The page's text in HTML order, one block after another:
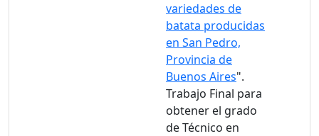
variedades de
batata producidas
en San Pedro,
Provincia de
Buenos Aires".
Trabajo Final para
obtener el grado
de Técnico en